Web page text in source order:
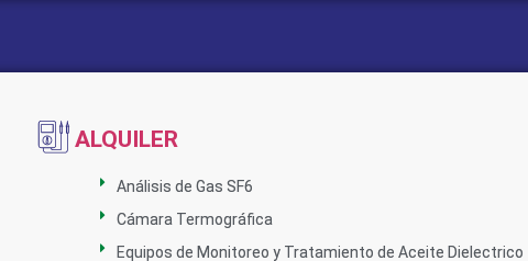
ALQUILER
Análisis de Gas SF6
Cámara Termográfica
Equipos de Monitoreo y Tratamiento de Aceite Dielectrico